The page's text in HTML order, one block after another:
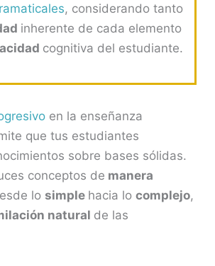
, considerando tanto
inherente de cada elemento
cognitiva del estudiante.
en la enseñanza
que tus estudiantes
sobre bases sólidas.
conceptos de manera
losimple hacia locomplejo,
natural de las